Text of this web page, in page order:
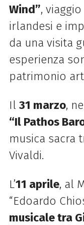
Wind”,
irlandesi e
da una visita
esperienza
patrimonio
Il 31 marzo,
“Il Pathos
musica sacra
Vivaldi.
L’11 aprile, al
“Edoardo
musicale tra